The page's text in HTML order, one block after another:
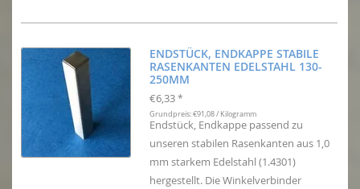
ENDSTÜCK, ENDKAPPE STABILE
RASENKANTEN EDELSTAHL 130-
250MM
€6,33 *
Grundpreis: €91,08 / Kilogramm
Endstück, Endkappe passend zu
unseren stabilen Rasenkanten aus 1,0
mm starkem Edelstahl (1.4301)
hergestellt. Die Winkelverbinder